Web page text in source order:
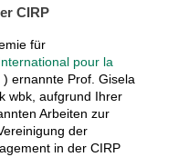
CIRP
für
pour la
) ernannte Prof. Gisela
wbk, aufgrund Ihrer
Arbeiten zur
der
in der CIRP